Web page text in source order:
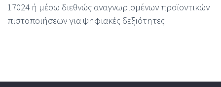
17024 ή μέσω διεθνώς αναγνωρισμένων προϊοντικών
πιστοποιήσεων για ψηφιακές δεξιότητες